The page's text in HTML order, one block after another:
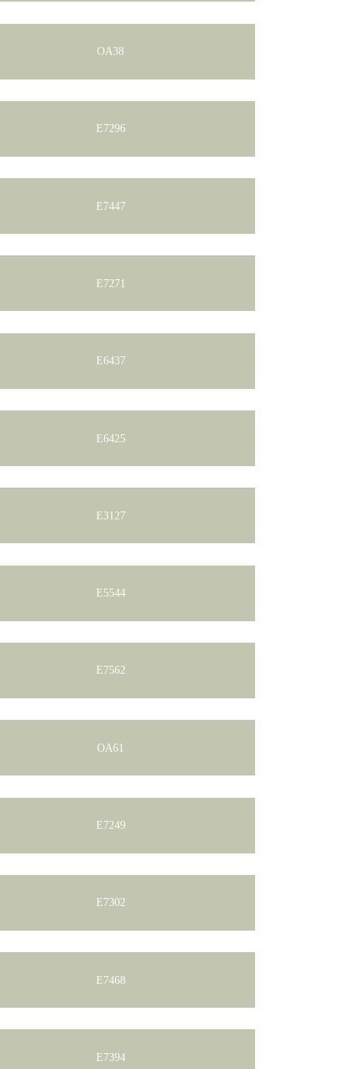
OA38
E7296
E7447
E7271
E6437
E6425
E3127
E5544
E7562
OA61
E7249
E7302
E7468
E7394